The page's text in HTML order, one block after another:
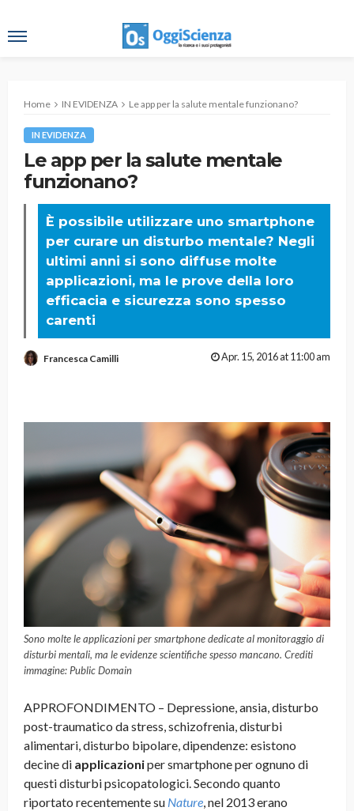
Home IN EVIDENZA Le app per la salute mentale funzionano?
IN EVIDENZA
Le app per la salute mentale
funzionano?
È possibile utilizzare uno smartphone
per curare un disturbo mentale? Negli
ultimi anni si sono diffuse molte
applicazioni, ma le prove della loro
efficacia e sicurezza sono spesso
carenti
Francesca Camilli Apr. 15, 2016 at 11:00 am
Sono molte le applicazioni per smartphone dedicate al monitoraggio di
disturbi mentali, ma le evidenze scientifiche spesso mancano. Crediti
immagine: Public Domain
APPROFONDIMENTO – Depressione, ansia, disturbo
post-traumatico da stress, schizofrenia, disturbi
alimentari, disturbo bipolare, dipendenze: esistono
decine di applicazioniper smartphone per ognuno di
questi disturbi psicopatologici. Secondo quanto
riportato recentemente su Nature, nel 2013 erano